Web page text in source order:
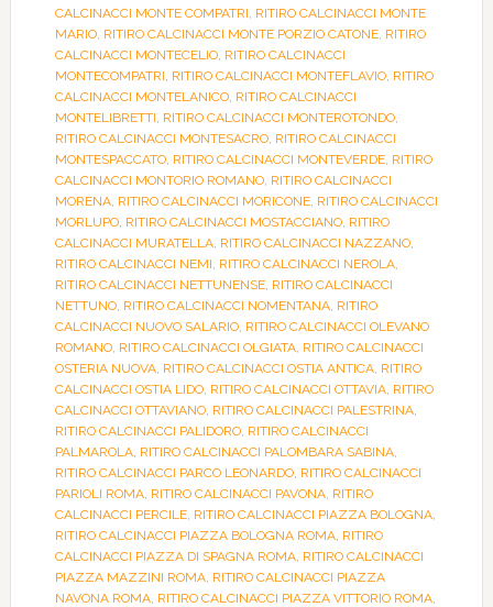
CALCINACCI MONTE COMPATRI, RITIRO CALCINACCI MONTE
MARIO, RITIRO CALCINACCI MONTE PORZIO CATONE, RITIRO
CALCINACCI MONTECELIO, RITIRO CALCINACCI
MONTECOMPATRI, RITIRO CALCINACCI MONTEFLAVIO, RITIRO
CALCINACCI MONTELANICO, RITIRO CALCINACCI
MONTELIBRETTI, RITIRO CALCINACCI MONTEROTONDO,
RITIRO CALCINACCI MONTESACRO, RITIRO CALCINACCI
MONTESPACCATO, RITIRO CALCINACCI MONTEVERDE, RITIRO
CALCINACCI MONTORIO ROMANO, RITIRO CALCINACCI
MORENA, RITIRO CALCINACCI MORICONE, RITIRO CALCINACCI
MORLUPO, RITIRO CALCINACCI MOSTACCIANO, RITIRO
CALCINACCI MURATELLA, RITIRO CALCINACCI NAZZANO,
RITIRO CALCINACCI NEMI, RITIRO CALCINACCI NEROLA,
RITIRO CALCINACCI NETTUNENSE, RITIRO CALCINACCI
NETTUNO, RITIRO CALCINACCI NOMENTANA, RITIRO
CALCINACCI NUOVO SALARIO, RITIRO CALCINACCI OLEVANO
ROMANO, RITIRO CALCINACCI OLGIATA, RITIRO CALCINACCI
OSTERIA NUOVA, RITIRO CALCINACCI OSTIA ANTICA, RITIRO
CALCINACCI OSTIA LIDO, RITIRO CALCINACCI OTTAVIA, RITIRO
CALCINACCI OTTAVIANO, RITIRO CALCINACCI PALESTRINA,
RITIRO CALCINACCI PALIDORO, RITIRO CALCINACCI
PALMAROLA, RITIRO CALCINACCI PALOMBARA SABINA,
RITIRO CALCINACCI PARCO LEONARDO, RITIRO CALCINACCI
PARIOLI ROMA, RITIRO CALCINACCI PAVONA, RITIRO
CALCINACCI PERCILE, RITIRO CALCINACCI PIAZZA BOLOGNA,
RITIRO CALCINACCI PIAZZA BOLOGNA ROMA, RITIRO
CALCINACCI PIAZZA DI SPAGNA ROMA, RITIRO CALCINACCI
PIAZZA MAZZINI ROMA, RITIRO CALCINACCI PIAZZA
NAVONA ROMA, RITIRO CALCINACCI PIAZZA VITTORIO ROMA,